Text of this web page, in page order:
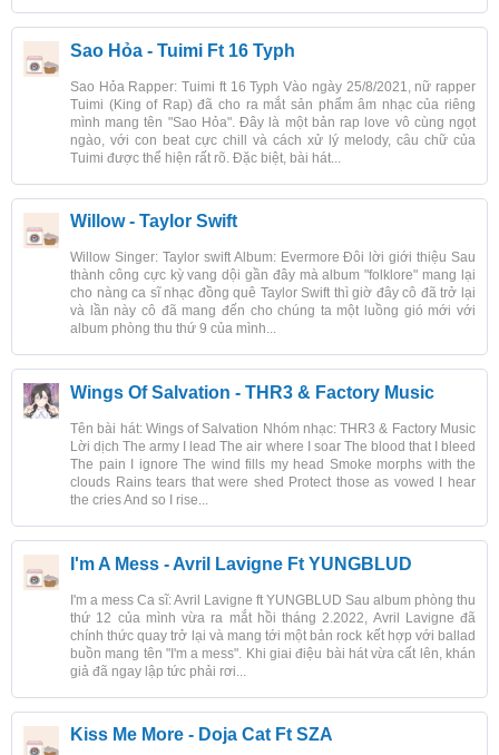
Sao Hỏa - Tuimi Ft 16 Typh
Sao Hỏa Rapper: Tuimi ft 16 Typh Vào ngày 25/8/2021, nữ rapper
Tuimi (King of Rap) đã cho ra mắt sản phẩm âm nhạc của riêng
mình mang tên "Sao Hỏa". Đây là một bản rap love vô cùng ngọt
ngào, với con beat cực chill và cách xử lý melody, câu chữ của
Tuimi được thể hiện rất rõ. Đặc biệt, bài hát...
Willow - Taylor Swift
Willow Singer: Taylor swift Album: Evermore Đôi lời giới thiệu Sau
thành công cực kỳ vang dội gần đây mà album "folklore" mang lại
cho nàng ca sĩ nhạc đồng quê Taylor Swift thì giờ đây cô đã trở lại
và lần này cô đã mang đến cho chúng ta một luồng gió mới với
album phòng thu thứ 9 của mình...
Wings Of Salvation - THR3 & Factory Music
Tên bài hát: Wings of Salvation Nhóm nhạc: THR3 & Factory Music
Lời dịch The army I lead The air where I soar The blood that I bleed
The pain I ignore The wind fills my head Smoke morphs with the
clouds Rains tears that were shed Protect those as vowed I hear
the cries And so I rise...
I'm A Mess - Avril Lavigne Ft YUNGBLUD
I'm a mess Ca sĩ: Avril Lavigne ft YUNGBLUD Sau album phòng thu
thứ 12 của mình vừa ra mắt hồi tháng 2.2022, Avril Lavigne đã
chính thức quay trở lại và mang tới một bản rock kết hợp với ballad
buồn mang tên "I'm a mess". Khi giai điệu bài hát vừa cất lên, khán
giả đã ngay lập tức phải rơi...
Kiss Me More - Doja Cat Ft SZA